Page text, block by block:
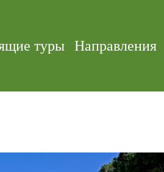
туры Направления